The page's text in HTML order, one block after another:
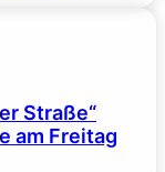
Straße“
am Freitag